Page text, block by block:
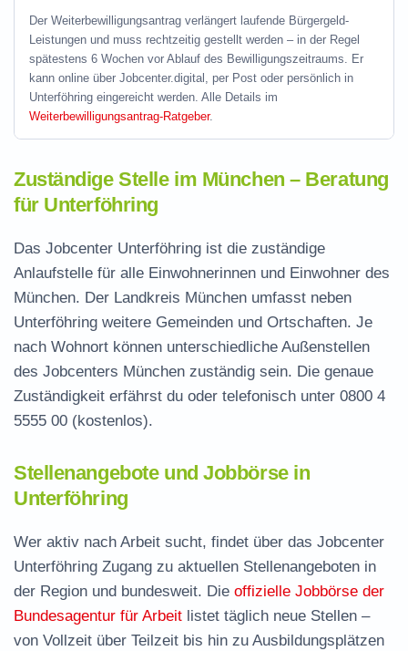
Der Weiterbewilligungsantrag verlängert laufende Bürgergeld-
Leistungen und muss rechtzeitig gestellt werden – in der Regel
spätestens 6 Wochen vor Ablauf des Bewilligungszeitraums. Er
kann online über Jobcenter.digital, per Post oder persönlich in
Unterföhring eingereicht werden. Alle Details im
Weiterbewilligungsantrag-Ratgeber.
Zuständige Stelle im München – Beratung
für Unterföhring
Das Jobcenter Unterföhring ist die zuständige
Anlaufstelle für alle Einwohnerinnen und Einwohner des
München. Der Landkreis München umfasst neben
Unterföhring weitere Gemeinden und Ortschaften. Je
nach Wohnort können unterschiedliche Außenstellen
des Jobcenters München zuständig sein. Die genaue
Zuständigkeit erfährst du oder telefonisch unter 0800 4
5555 00 (kostenlos).
Stellenangebote und Jobbörse in
Unterföhring
Wer aktiv nach Arbeit sucht, findet über das Jobcenter
Unterföhring Zugang zu aktuellen Stellenangeboten in
der Region und bundesweit. Die offizielle Jobbörse der
Bundesagentur für Arbeit listet täglich neue Stellen –
von Vollzeit über Teilzeit bis hin zu Ausbildungsplätzen